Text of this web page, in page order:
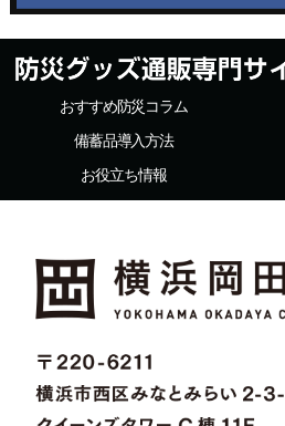
おすすめ防災コラム
備蓄品導入方法
お役立ち情報